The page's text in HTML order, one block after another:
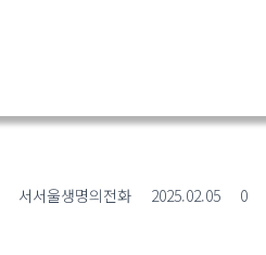
서서울생명의전화 2025.02.05 0